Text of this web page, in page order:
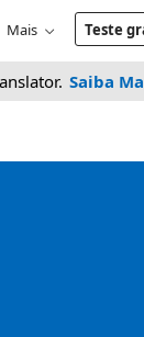
Mais Teste
Saiba